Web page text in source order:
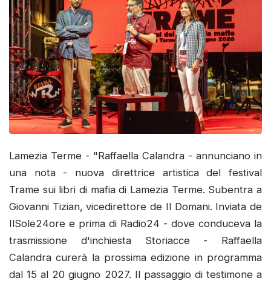
Lamezia Terme - "Raffaella Calandra - annunciano in
una nota - nuova direttrice artistica del festival
Trame sui libri di mafia di Lamezia Terme. Subentra a
Giovanni Tizian, vicedirettore de Il Domani. Inviata de
IlSole24ore e prima di Radio24 - dove conduceva la
trasmissione d'inchiesta Storiacce - Raffaella
Calandra curerà la prossima edizione in programma
dal 15 al 20 giugno 2027. Il passaggio di testimone a